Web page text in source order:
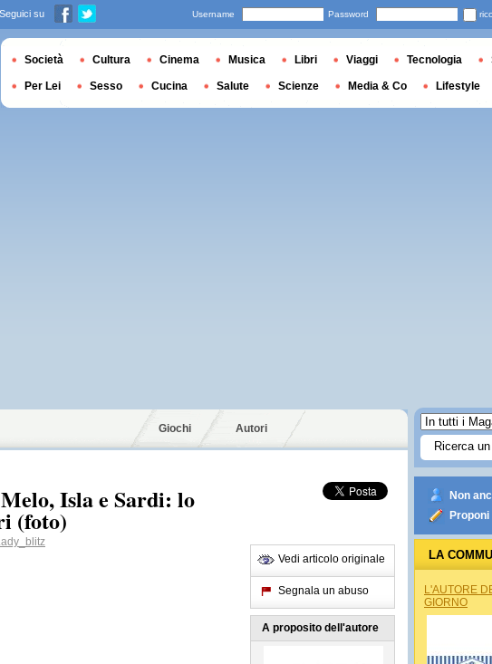
Giochi Autori
Isla e Sardi: lo
(foto)
Vedi articolo originale
Segnala un abuso
A proposito dell'autore
Non
LA
L'AUTORE
GIORNO
Seguici su Username Password
Società Cultura Cinema Musica Libri Viaggi Tecnologia
Per Lei Sesso Cucina Salute Scienze Media & Co Lifestyle